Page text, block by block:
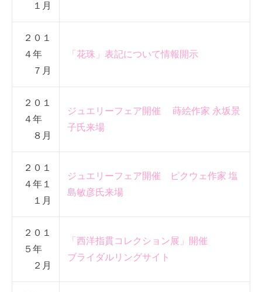
１月
２０１
４年
７月
「花珠」表記について情報開示
２０１
４年
８月
ジュエリーフェア開催 蒔絵作家 永坂景
子氏来場
２０１
４年１
１月
ジュエリーフェア開催 ピクウェ作家 塩
島敏彦氏来場
２０１
５年
２月
「西洋指貫コレクション展」開催
ブライダルリングサイト